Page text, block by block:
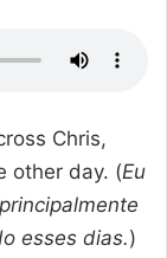
Chris,
other day. (Eu
esses dias.)